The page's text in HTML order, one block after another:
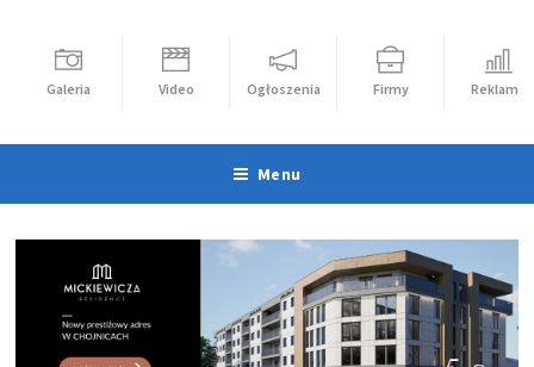
Galeria Video Ogłoszenia Firmy Reklama
Menu